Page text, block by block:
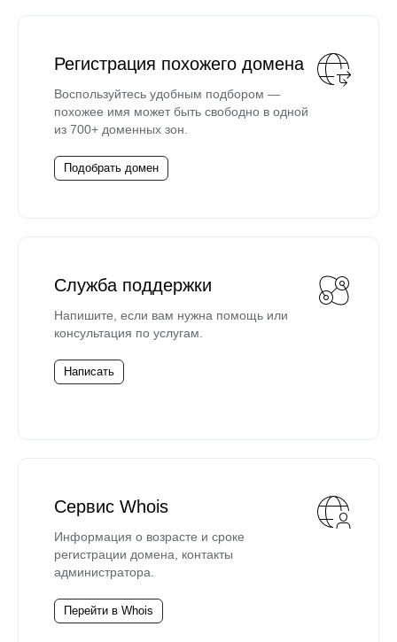
Регистрация похожего домена
Воспользуйтесь удобным подбором —
похожее имя может быть свободно в одной
из 700+ доменных зон.
Подобрать домен
Служба поддержки
Напишите, если вам нужна помощь или
консультация по услугам.
Написать
Сервис Whois
Информация о возрасте и сроке
регистрации домена, контакты
администратора.
Перейти в Whois